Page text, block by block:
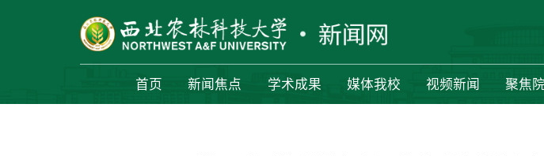
首页 新闻焦点 学术成果 媒体我校 视频新闻 聚焦